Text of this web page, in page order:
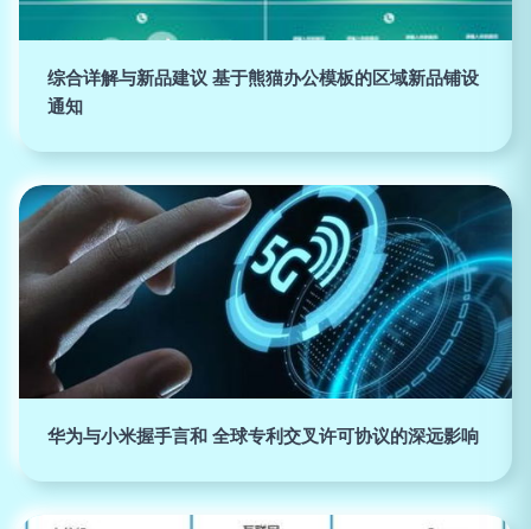
综合详解与新品建议 基于熊猫办公模板的区域新品铺设
通知
华为与小米握手言和 全球专利交叉许可协议的深远影响